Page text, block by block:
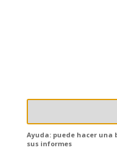
Ayuda: puede hacer una
sus informes